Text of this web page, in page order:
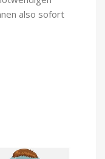
also sofort